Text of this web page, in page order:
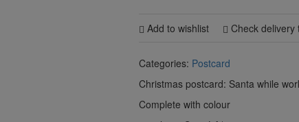
Add to wishlist Check delivery
Categories: Postcard
Christmas postcard: Santa while
Complete with colour